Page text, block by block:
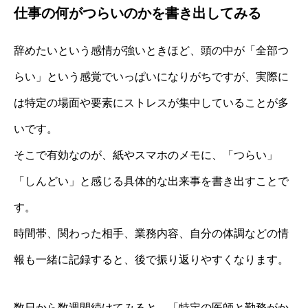
仕事の何がつらいのかを書き出してみる
辞めたいという感情が強いときほど、頭の中が「全部つ
らい」という感覚でいっぱいになりがちですが、実際に
は特定の場面や要素にストレスが集中していることが多
いです。
そこで有効なのが、紙やスマホのメモに、「つらい」
「しんどい」と感じる具体的な出来事を書き出すことで
す。
時間帯、関わった相手、業務内容、自分の体調などの情
報も一緒に記録すると、後で振り返りやすくなります。